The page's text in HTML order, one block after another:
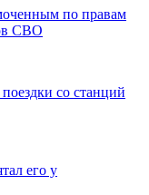
по правам
СВО
со станций
его у